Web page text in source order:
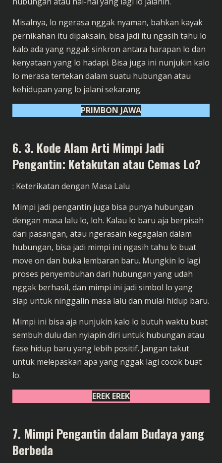
Misalnya, lo ngerasa nggak nyaman, bahkan kayak
pernikahan itu dipaksain, bisa jadi itu ngasih tahu lo
kalo ada yang nggak sinkron antara harapan lo dan
kenyataan yang lo hadapi. Bisa juga ini nunjukin kalo
lo merasa tertekan dalam suatu hubungan atau
kehidupan yang lo jalani sekarang.
PRIMBON JAWA
6. 3. Kode Alam Arti Mimpi Jadi
Pengantin: Ketakutan atau Cemas Lo?
: Keterikatan dengan Masa Lalu
Mimpi jadi pengantin juga bisa punya hubungan
dengan masa lalu lo, loh. Kalau lo baru aja berpisah
dari pasangan, atau ngerasain kegagalan dalam
hubungan, bisa jadi mimpi ini ngasih tahu lo buat
move on dan buka lembaran baru. Mungkin lo lagi
proses penyembuhan dari hubungan yang udah
nggak berhasil, dan mimpi ini jadi simbol lo yang
siap untuk ninggalin masa lalu dan mulai hidup baru.
Mimpi ini bisa aja nunjukin kalo lo butuh waktu buat
sembuh dulu dan nyiapin diri untuk hubungan atau
fase hidup baru yang lebih positif. Jangan takut
untuk melepaskan apa yang nggak lagi cocok buat
lo.
EREK EREK
7. Mimpi Pengantin dalam Budaya yang
Berbeda